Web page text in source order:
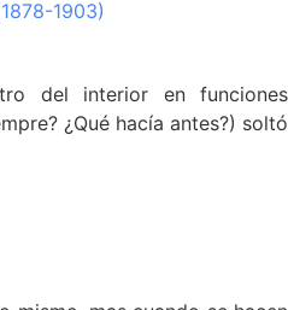
del interior en funciones
¿Qué hacía antes?) soltó